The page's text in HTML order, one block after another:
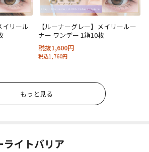
イリール
【ルーナーグレー】メイリールー
ナー ワンデー 1箱10枚
税抜1,600円
税込1,760円
もっと見る
ライトバリア